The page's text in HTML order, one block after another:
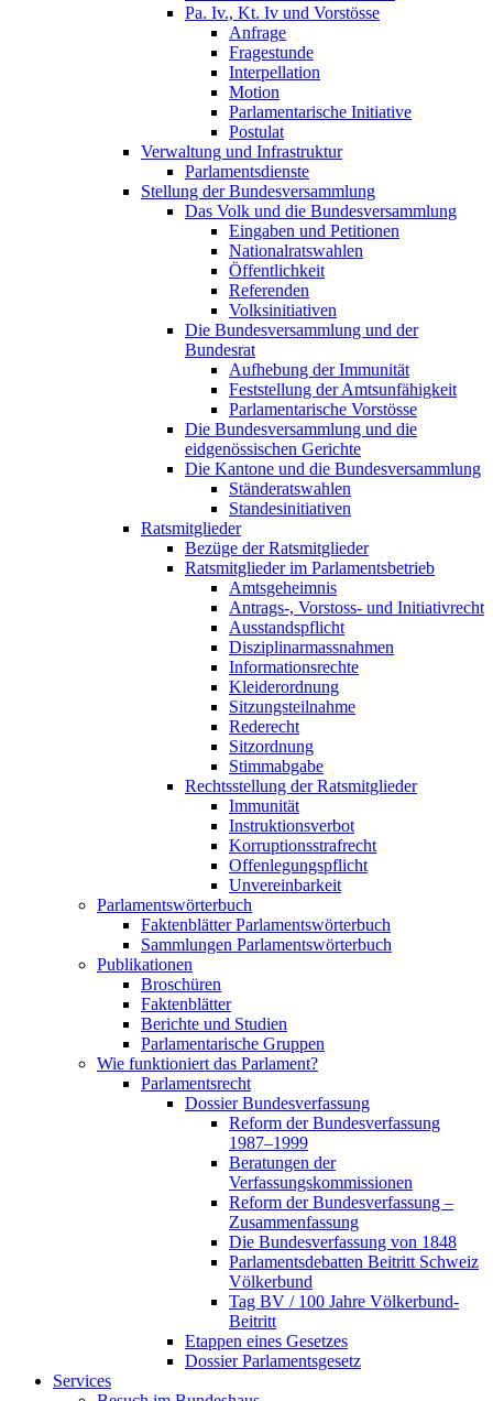
Pa. Iv., Kt. Iv und Vorstösse
Anfrage
Fragestunde
Interpellation
Motion
Parlamentarische Initiative
Postulat
Verwaltung und Infrastruktur
Parlamentsdienste
Stellung der Bundesversammlung
Das Volk und die Bundesversammlung
Eingaben und Petitionen
Nationalratswahlen
Öffentlichkeit
Referenden
Volksinitiativen
Die Bundesversammlung und der
Bundesrat
Aufhebung der Immunität
Feststellung der Amtsunfähigkeit
Parlamentarische Vorstösse
Die Bundesversammlung und die
eidgenössischen Gerichte
Die Kantone und die Bundesversammlung
Ständeratswahlen
Standesinitiativen
Ratsmitglieder
Bezüge der Ratsmitglieder
Ratsmitglieder im Parlamentsbetrieb
Amtsgeheimnis
Antrags-, Vorstoss- und Initiativrecht
Ausstandspflicht
Disziplinarmassnahmen
Informationsrechte
Kleiderordnung
Sitzungsteilnahme
Rederecht
Sitzordnung
Stimmabgabe
Rechtsstellung der Ratsmitglieder
Immunität
Instruktionsverbot
Korruptionsstrafrecht
Offenlegungspflicht
Unvereinbarkeit
Parlamentswörterbuch
Faktenblätter Parlamentswörterbuch
Sammlungen Parlamentswörterbuch
Publikationen
Broschüren
Faktenblätter
Berichte und Studien
Parlamentarische Gruppen
Wie funktioniert das Parlament?
Parlamentsrecht
Dossier Bundesverfassung
Reform der Bundesverfassung
1987–1999
Beratungen der
Verfassungskommissionen
Reform der Bundesverfassung –
Zusammenfassung
Die Bundesverfassung von 1848
Parlamentsdebatten Beitritt Schweiz
Völkerbund
Tag BV / 100 Jahre Völkerbund-
Beitritt
Etappen eines Gesetzes
Dossier Parlamentsgesetz
Services